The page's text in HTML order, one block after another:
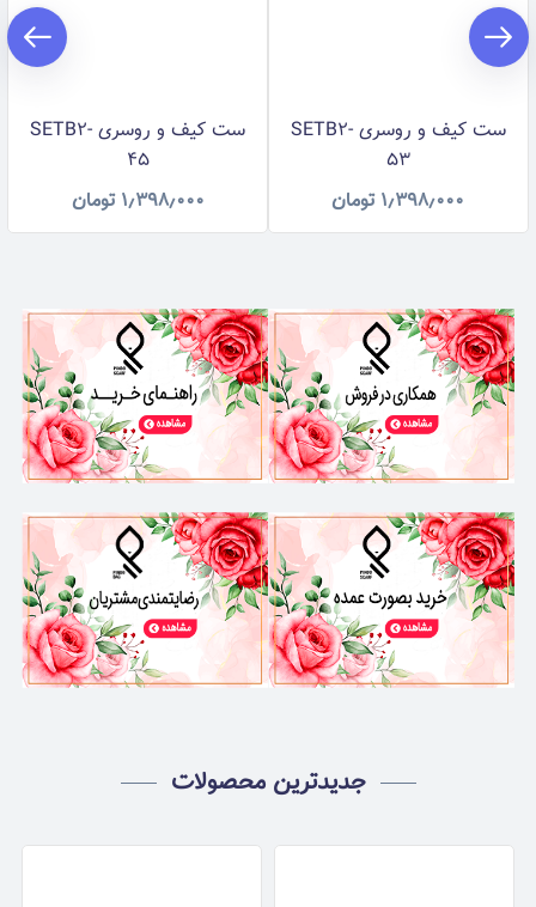
ست کیف و روسری SETB2-
53
۱٫۳۹۸٫۰۰۰ تومان
ست کیف و روسری SETB2-
45
۱٫۳۹۸٫۰۰۰ تومان
جدیدترین محصولات